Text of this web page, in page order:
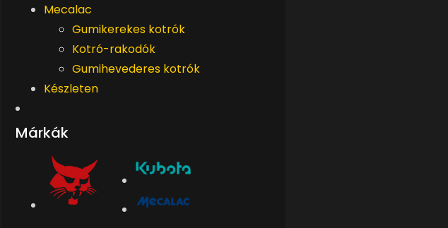
Mecalac
Gumikerekes kotrók
Kotró-rakodók
Gumihevederes kotrók
Készleten
Márkák